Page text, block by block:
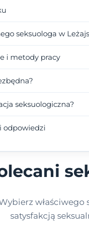
seksuologa w
i metody pracy
seksuologiczna?
odpowiedzi
właściwego
satysfakcją